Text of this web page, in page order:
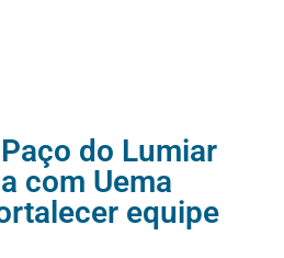
do Lumiar
com Uema
equipe